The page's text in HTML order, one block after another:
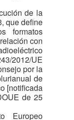
de la
que define
formatos
con
2012/UE
por la
de
[notificada
de 25
Europeo